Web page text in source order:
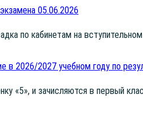
05.06.2026
по каби­не­там на
в 2026/2027 учебном году по
«5», и зачис­ля­ют­ся в пер­вый